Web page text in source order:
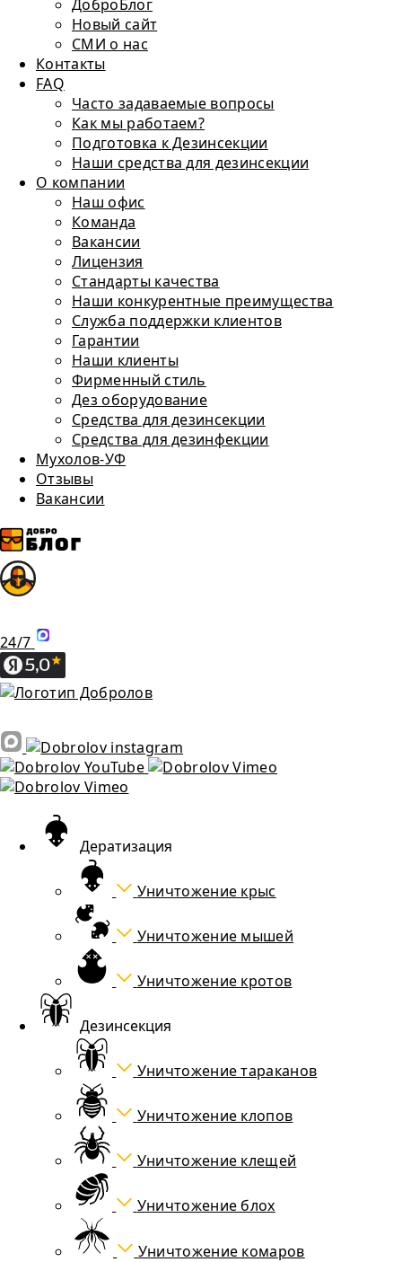
ДоброБлог
Новый сайт
СМИ о нас
Контакты
FAQ
Часто задаваемые вопросы
Как мы работаем?
Подготовка к Дезинсекции
Наши средства для дезинсекции
О компании
Наш офис
Команда
Вакансии
Лицензия
Стандарты качества
Наши конкурентные преимущества
Служба поддержки клиентов
Гарантии
Наши клиенты
Фирменный стиль
Дез оборудование
Средства для дезинсекции
Средства для дезинфекции
Мухолов-УФ
Отзывы
Вакансии
24/7
Дератизация
Уничтожение крыс
Уничтожение мышей
Уничтожение кротов
Дезинсекция
Уничтожение тараканов
Уничтожение клопов
Уничтожение клещей
Уничтожение блох
Уничтожение комаров